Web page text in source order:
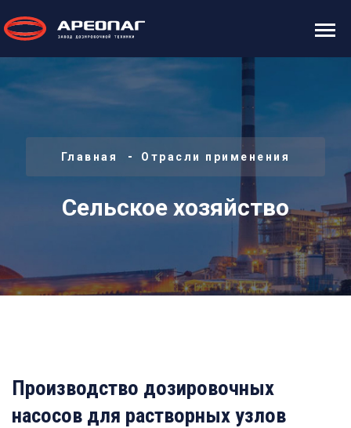
Главная Отрасли применения
Сельское хозяйство
Производство дозировочных
насосов для растворных узлов